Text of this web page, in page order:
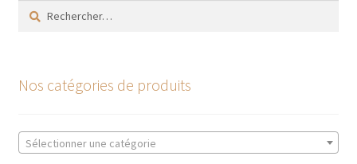
Validation de la commande
Rechercher :
Nos catégories de produits
Sélectionner une catégorie